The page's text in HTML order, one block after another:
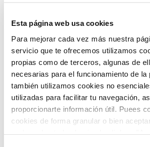
Esta página web usa cookies
Para mejorar cada vez más nuestra
servicio que te ofrecemos utilizamos
propias como de terceros, algunas de
necesarias para el funcionamiento de la
también utilizamos cookies no
utilizadas para facilitar tu navegación,
proporcionarte información útil. Puees
cookies de forma granular o bien
Vídeos(21)
ARCHIVO
febrero 2026 (5)
enero 2026(5)